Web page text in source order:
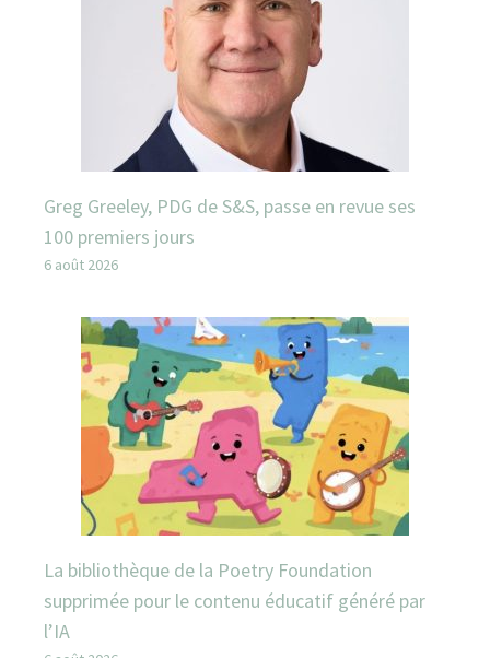
Greg Greeley, PDG de S&S, passe en revue ses
100 premiers jours
6 août 2026
La bibliothèque de la Poetry Foundation
supprimée pour le contenu éducatif généré par
l’IA